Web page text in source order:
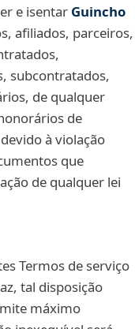
e isentar Guincho
afiliados, parceiros,
subcontratados,
de qualquer
de
à violação
que
de qualquer lei
Termos de serviço
tal disposição
máximo